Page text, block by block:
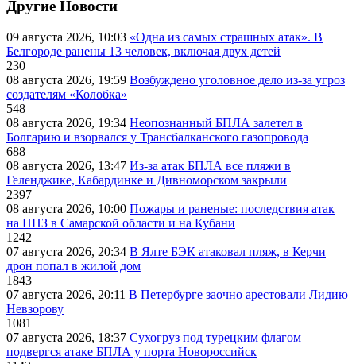
Другие Новости
09 августа 2026, 10:03 «Одна из самых страшных атак». В
Белгороде ранены 13 человек, включая двух детей
230
08 августа 2026, 19:59 Возбуждено уголовное дело из-за угроз
создателям «Колобка»
548
08 августа 2026, 19:34 Неопознанный БПЛА залетел в
Болгарию и взорвался у Трансбалканского газопровода
688
08 августа 2026, 13:47 Из-за атак БПЛА все пляжи в
Геленджике, Кабардинке и Дивноморском закрыли
2397
08 августа 2026, 10:00 Пожары и раненые: последствия атак
на НПЗ в Самарской области и на Кубани
1242
07 августа 2026, 20:34 В Ялте БЭК атаковал пляж, в Керчи
дрон попал в жилой дом
1843
07 августа 2026, 20:11 В Петербурге заочно арестовали Лидию
Невзорову
1081
07 августа 2026, 18:37 Сухогруз под турецким флагом
подвергся атаке БПЛА у порта Новороссийск